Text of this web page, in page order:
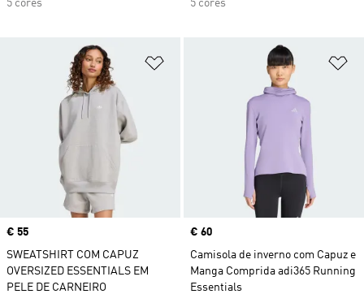
5 cores
5 cores
Adicionar à Lista de Desejos
Price
€ 55
SWEATSHIRT COM CAPUZ
OVERSIZED ESSENTIALS EM
PELE DE CARNEIRO
Price
€ 60
Camisola de inverno com Capuz e
Manga Comprida adi365 Running
Essentials